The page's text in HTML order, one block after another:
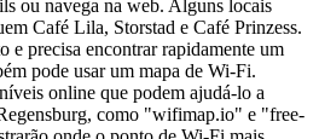
ou navega na web. Alguns locais
Café Lila, Storstad e Café Prinzess.
e precisa encontrar rapidamente um
pode usar um mapa de Wi-Fi.
online que podem ajudá-lo a
como "wifimap.io" e "free-